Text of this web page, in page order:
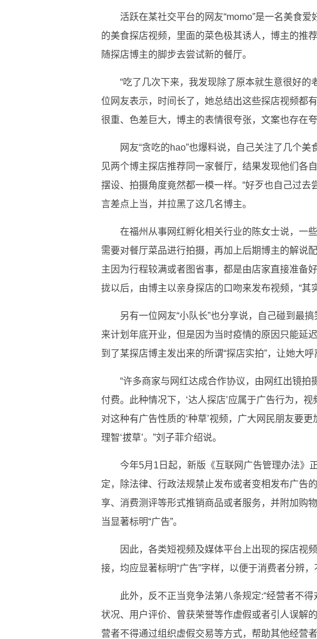
活跃在某社交平台的网友“momo”是一名美食
的美食探店视频，里面的菜色极其诱人，博主的推
随探店博主的脚步去尝试新的餐厅。
“吃了几次下来，我发现除了原本就生意很好的
位网友表示，时间长了，她总结出这些探店视频都
很重、色差巨大，博主的表情很夸张，文案也存在夸
网友“贪吃的hao”也爆料说，自己关注了几个
见两个博主探店推荐同一家餐厅，结果发现他们各
摆设、拍摄角度竟然都一模一样。“好歹也自己过去
言差点上当，并拉黑了这几名博主。
在福州从事网红孵化相关行业的陈女士说，一
需要对餐厅菜品进行拍摄，再加上后期博主的解说
主因为行程较满或者图省事，都是由店家直接准备
拢以后，由博主以亲身探店的口吻来发布视频，“其
另有一位网友“小队长”也分享说，自己碰到最
来计划年底开业，但是因为当时疫情的原因只能延
到了某探店博主发出来的所谓“探店实拍”，让她大呼
“许多商家与网红达成合作协议，由网红出镜
付费。此种情况下，‘达人探店’应属于广告行为，
对这种有广告性质的‘种草’视频，广大网民朋友要更
理智‘拔草’。”刘子菲介绍说。
今年5月1日起，新版《互联网广告管理办法》
定，除法律、行政法规禁止发布或者变相发布广告
享、消费测评等形式推销商品或者服务，并附加购
当显著标明“广告”。
因此，各类短视频及媒体平台上出现的探店视
接，均应显著标明“广告”字样，以便于消费者分辨，
此外，反不正当竞争法第八条规定:“经营者不
状况、用户评价、曾获荣誉等作虚假或者引人误解
营者不得通过组织虚假交易等方式，帮助其他经营